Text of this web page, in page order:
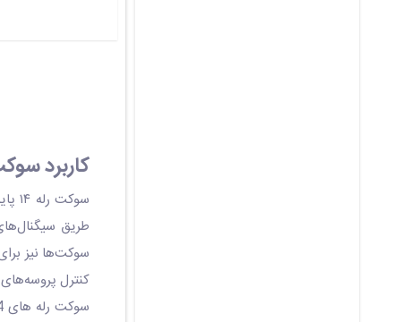
کاربرد سوکت
طریق
سوکت‌ها نیز
کنترل پروسه‌های
سوکت رله های 14 پایه برای رله های 4 کنتاکت مورد استفاده قرار می‌گیرد. این سوکت رله ها مناسب برای رله های سری